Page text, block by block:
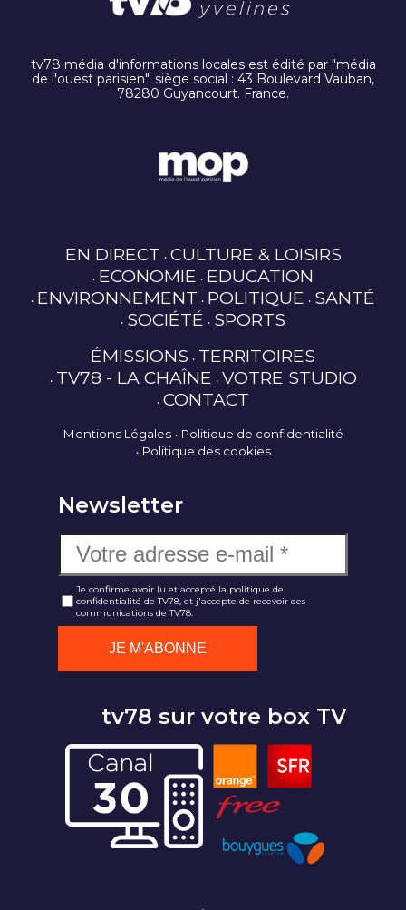
tv78 média d'informations locales est édité par "média
de l'ouest parisien". siège social : 43 Boulevard Vauban,
78280 Guyancourt. France.
EN DIRECT CULTURE & LOISIRS
ECONOMIE EDUCATION
ENVIRONNEMENT POLITIQUE SANTÉ
SOCIÉTÉ SPORTS
ÉMISSIONS TERRITOIRES
TV78 - LA CHAÎNE VOTRE STUDIO
CONTACT
Mentions Légales
Politique de confidentialité
Politique des cookies
Newsletter
Je confirme avoir lu et accepté la politique de
confidentialité de TV78, et j'accepte de recevoir des
communications de TV78.
tv78 sur votre box TV